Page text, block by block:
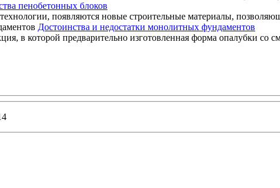
пенобетонных блоков
появляются новые строительные материалы,
Достоинства и недостатки монолитных фундаментов
в которой предварительно изготовленная форма опалубки